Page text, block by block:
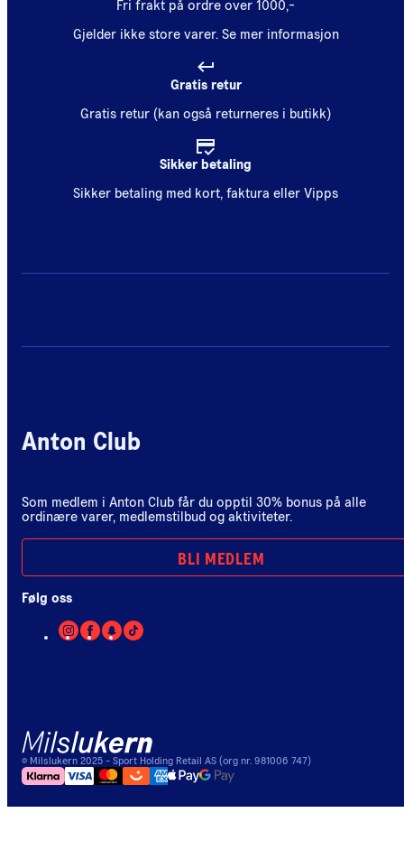
Fri frakt på ordre over 1000,-
Gjelder ikke store varer. Se mer informasjon
Gratis retur
Gratis retur (kan også returneres i butikk)
Sikker betaling
Sikker betaling med kort, faktura eller Vipps
Anton Club
Som medlem i Anton Club får du opptil 30% bonus på alle
ordinære varer, medlemstilbud og aktiviteter.
BLI MEDLEM
Følg oss
© Milslukern 2025 - Sport Holding Retail AS (org nr. 981006 747)